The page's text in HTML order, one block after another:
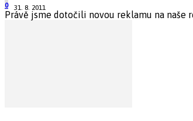
31. 8. 2011
0
Právě jsme dotočili novou reklamu na